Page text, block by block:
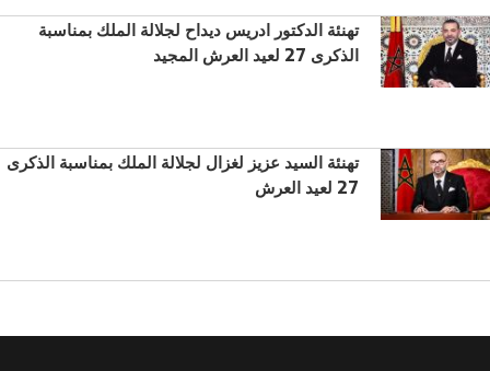
تهنئة الدكتور ادريس ديداح لجلالة الملك بمناسبة
الذكرى 27 لعيد العرش المجيد
تهنئة السيد عزيز لغزال لجلالة الملك بمناسبة الذكرى
27 لعيد العرش